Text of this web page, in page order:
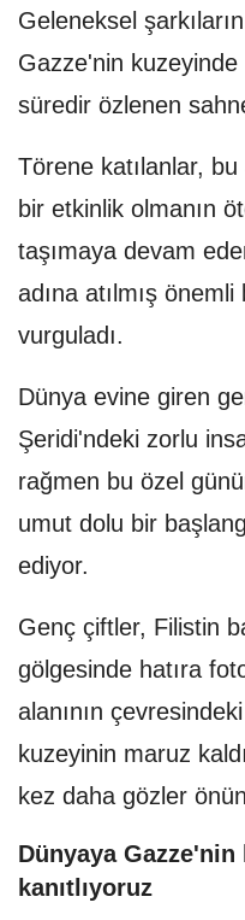
Geleneksel
Gazze'nin kuzeyinde
süredir özlenen
Törene katılanlar,
bir etkinlik olmanın
taşımaya devam
adına atılmış
vurguladı.
Dünya evine giren
Şeridi'ndeki zorlu
rağmen bu özel
umut dolu bir
ediyor.
Genç çiftler, Filistin
gölgesinde hatıra
alanının
kuzeyinin maruz
kez daha gözler
Dünyaya Gazze'nin
kanıtlıyoruz